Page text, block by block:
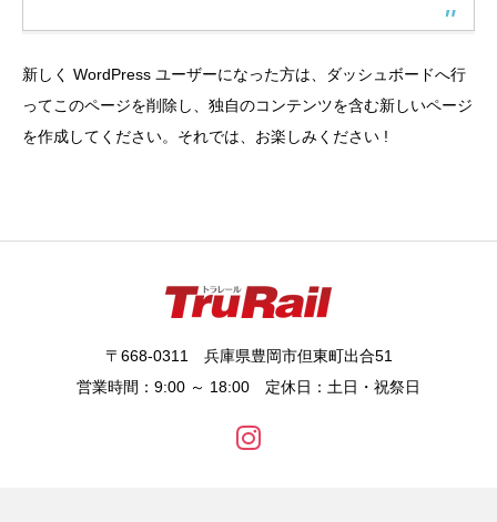
新しく WordPress ユーザーになった方は、 ダッシュボードへ行
ってこのページを削除し、独自のコンテンツを含む新しいページ
を作成してください。それでは、お楽しみください !
〒668-0311 兵庫県豊岡市但東町出合51
営業時間：9:00 ～ 18:00 定休日：土日・祝祭日